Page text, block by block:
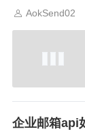
AokSend02
企业邮箱api